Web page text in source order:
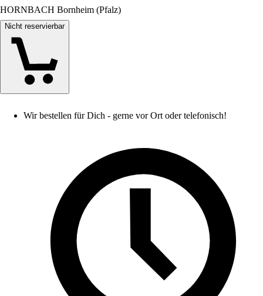
HORNBACH Bornheim (Pfalz)
Nicht reservierbar
Wir bestellen für Dich - gerne vor Ort oder telefonisch!